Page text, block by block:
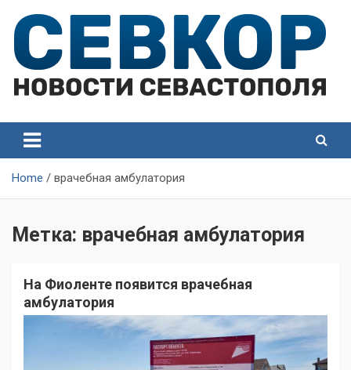
content
Севастополя
Севастополя
Home врачебная амбулатория
Метка: врачебная амбулатория
На Фиоленте появится врачебная
амбулатория